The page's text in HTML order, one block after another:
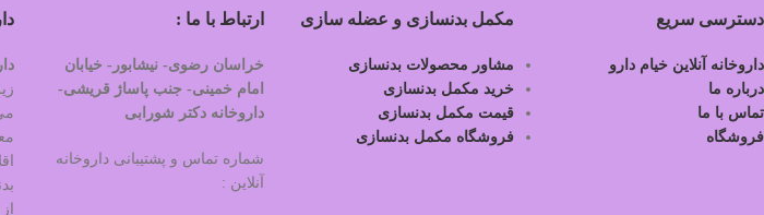
دسترسی سریع
داروخانه آنلاین خیام دارو
درباره ما
تماس با ما
فروشگاه
مکمل بدنسازی و عضله سازی
مشاور محصولات بدنسازی
خرید مکمل بدنسازی
قیمت مکمل بدنسازی
فروشگاه مکمل بدنسازی
ارتباط با ما :
خراسان رضوی- نیشابور- خیابان
امام خمینی- جنب پاساژ قریشی-
داروخانه دکتر شورابی
شماره تماس و پشتیبانی داروخانه
آنلاین :